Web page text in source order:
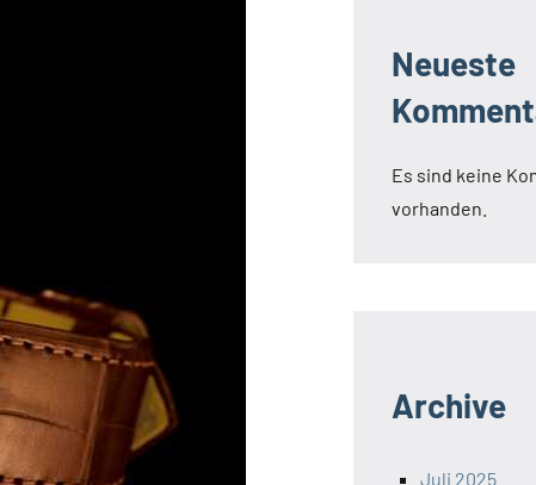
Neueste
Es sind keine
vorhanden.
Archive
Juli 2025